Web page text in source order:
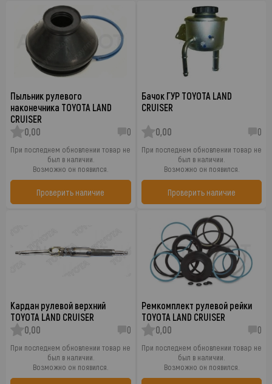
Пыльник рулевого
наконечника TOYOTA LAND
CRUISER
0,00
0
При последнем обновлении товар не
был в наличии.
Возможно он появился.
Проверить наличие
Бачок ГУР TOYOTA LAND
CRUISER
0,00 0
При последнем обновлении товар не
был в наличии.
Возможно он появился.
Проверить наличие
Кардан рулевой верхний
TOYOTA LAND CRUISER
0,00
0
При последнем обновлении товар не
был в наличии.
Возможно он появился.
Ремкомплект рулевой рейки
TOYOTA LAND CRUISER
0,00
0
При последнем обновлении товар не
был в наличии.
Возможно он появился.